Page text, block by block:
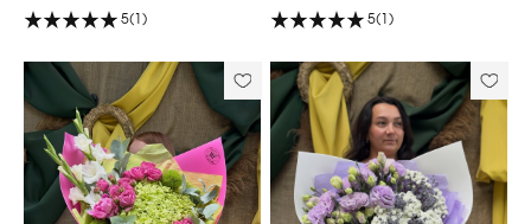
5(1) 5(1)